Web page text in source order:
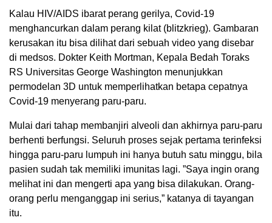
Kalau HIV/AIDS ibarat perang gerilya, Covid-19
menghancurkan dalam perang kilat (blitzkrieg). Gambaran
kerusakan itu bisa dilihat dari sebuah video yang disebar
di medsos. Dokter Keith Mortman, Kepala Bedah Toraks
RS Universitas George Washington menunjukkan
permodelan 3D untuk memperlihatkan betapa cepatnya
Covid-19 menyerang paru-paru.
Mulai dari tahap membanjiri alveoli dan akhirnya paru-paru
berhenti berfungsi. Seluruh proses sejak pertama terinfeksi
hingga paru-paru lumpuh ini hanya butuh satu minggu, bila
pasien sudah tak memiliki imunitas lagi. ”Saya ingin orang
melihat ini dan mengerti apa yang bisa dilakukan. Orang-
orang perlu menganggap ini serius,” katanya di tayangan
itu.